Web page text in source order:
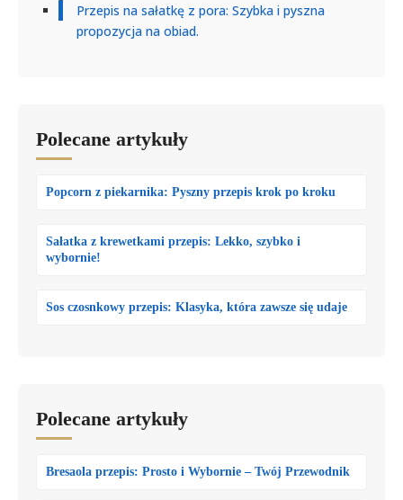
Przepis na sałatkę z pora: Szybka i pyszna
propozycja na obiad.
Polecane artykuły
Popcorn z piekarnika: Pyszny przepis krok po kroku
Sałatka z krewetkami przepis: Lekko, szybko i
wybornie!
Sos czosnkowy przepis: Klasyka, która zawsze się udaje
Polecane artykuły
Bresaola przepis: Prosto i Wybornie – Twój Przewodnik